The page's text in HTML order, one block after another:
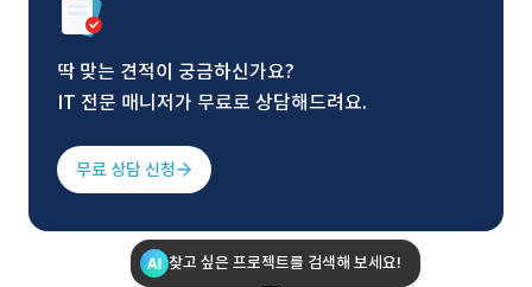
딱 맞는 견적이 궁금하신가요?
IT 전문 매니저가 무료로 상담해드려요.
무료 상담 신청
찾고 싶은 프로젝트를 검색해 보세요!